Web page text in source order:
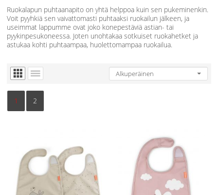
Ruokalapun puhtaanapito on yhtä helppoa kuin sen pukeminenkin.
Voit pyyhkiä sen vaivattomasti puhtaaksi ruokailun jälkeen, ja
useimmat lappumme ovat joko konepestäviä astian- tai
pyykinpesukoneessa. Joten unohtakaa sotkuiset ruokahetket ja
astukaa kohti puhtaampaa, huolettomampaa ruokailua.
1 2